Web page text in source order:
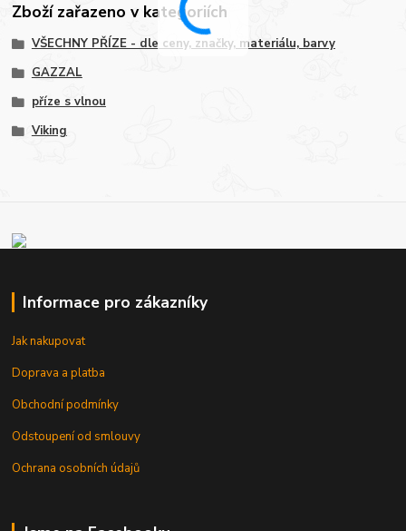
Zboží zařazeno v kategoriích
VŠECHNY PŘÍZE - dle ceny, značky, materiálu, barvy
GAZZAL
příze s vlnou
Viking
Informace pro zákazníky
Jak nakupovat
Doprava a platba
Obchodní podmínky
Odstoupení od smlouvy
Ochrana osobních údajů